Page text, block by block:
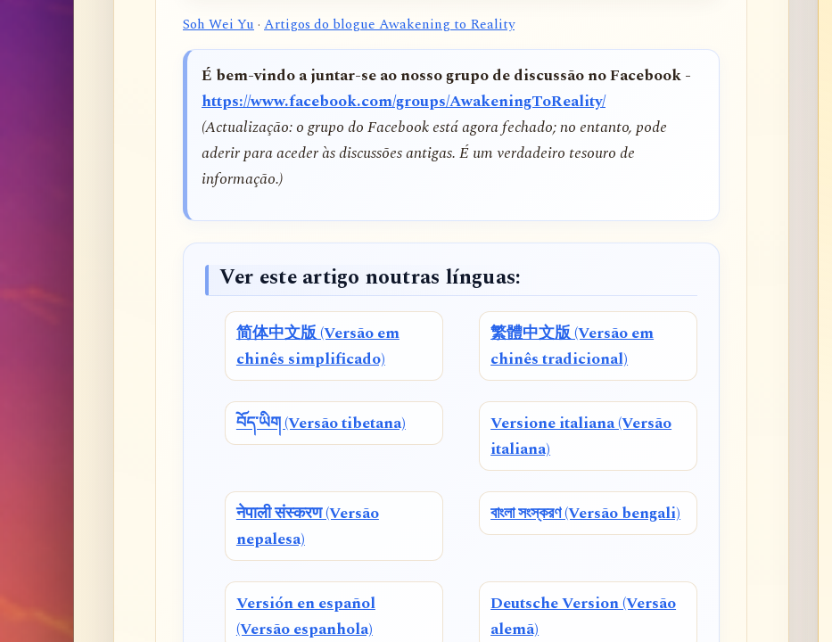
Soh Wei Yu· Artigos do blogue Awakening to Reality
É bem-vindo a juntar-se ao nosso grupo de discussão no Facebook -
https://www.facebook.com/groups/AwakeningToReality/
(Actualização: o grupo do Facebook está agora fechado; no entanto, pode
aderir para aceder às discussões antigas. É um verdadeiro tesouro de
informação.)
Ver este artigo noutras línguas:
简体中文版 (Versão em
chinês simplificado)
繁體中文版 (Versão em
chinês tradicional)
བོད་ཡིག (Versão tibetana)
Versione italiana (Versão
italiana)
नेपाली संस्करण (Versão
nepalesa)
বাংলা সংস্করণ (Versão bengali)
Versión en español
(Versão espanhola)
Deutsche Version (Versão
alemã)